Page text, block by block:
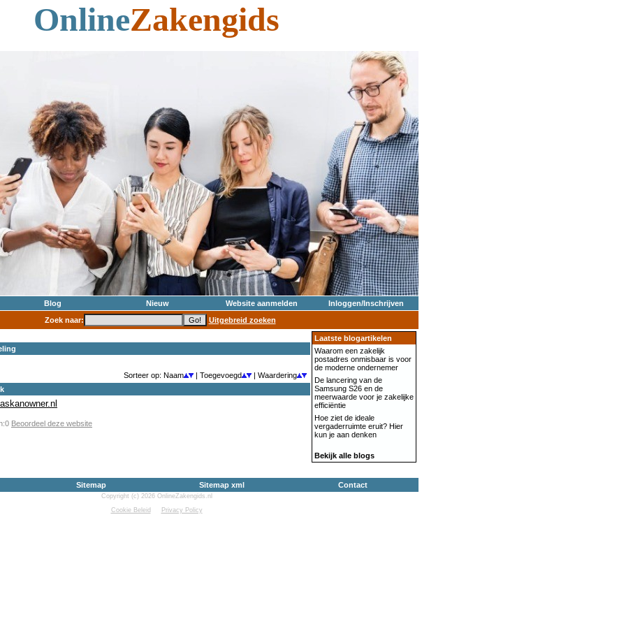
OnlineZakengids
Blog Nieuw Website aanmelden
Inloggen/Inschrijven
Zoek naar:
Uitgebreid zoeken
Sorteer op: Naam | Toegevoegd
| Waardering
Beoordeel deze website
Laatste blogartikelen
Waarom een zakelijk
postadres onmisbaar is voor
de moderne ondernemer
De lancering van de
Samsung S26 en de
meerwaarde voor je zakelijke
efficiëntie
Hoe ziet de ideale
vergaderruimte eruit? Hier
kun je aan denken
Bekijk alle blogs
Sitemap Sitemap xml Contact
Copyright (c) 2026 OnlineZakengids.nl
Cookie Beleid
Privacy Policy